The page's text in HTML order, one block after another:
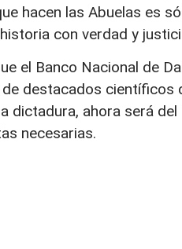
hacen las Abuelas es
con verdad y
el Banco Nacional de
de destacados
dictadura, ahora será
necesarias.